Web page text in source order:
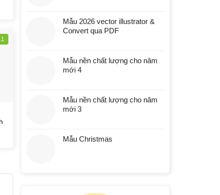
Mẫu 2026 vector illustrator &
Convert qua PDF
Mẫu nền chất lượng cho năm
mới 4
Mẫu nền chất lượng cho năm
mới 3
Mẫu Christmas